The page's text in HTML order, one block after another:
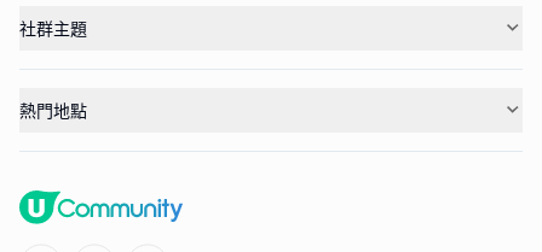
社群主題
熱門地點